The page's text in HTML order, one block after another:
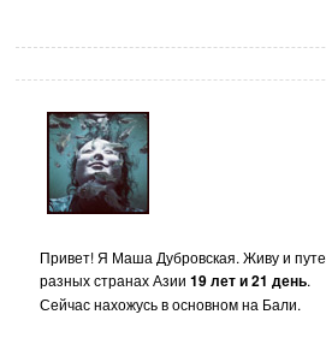
Привет! Я Маша Дубровская. Живу и
разных странах Азии19 лет и 21 день.
Сейчас нахожусь в основном на Бали.